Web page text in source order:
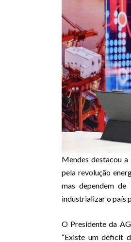
Mendes destacou
pela revolução
mas dependem
industrializar o país
O Presidente da
“Existe um déficit